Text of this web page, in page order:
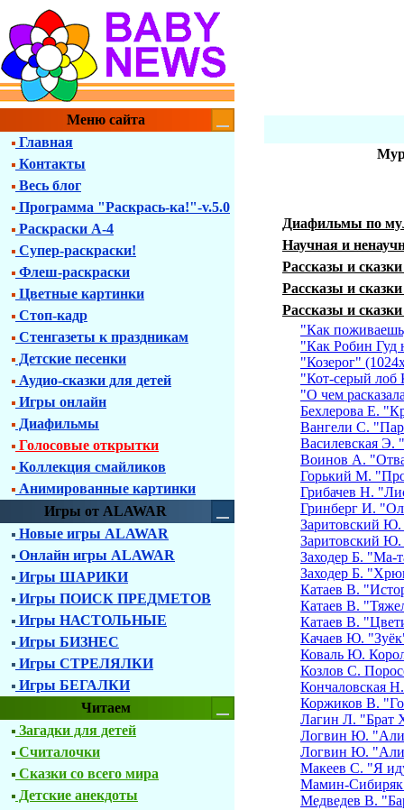
Меню сайта
Главная
Контакты
Весь блог
Программа "Раскрась-ка!"-v.5.0
Раскраски А-4
Супер-раскраски!
Флеш-раскраски
Цветные картинки
Стоп-кадр
Стенгазеты к праздникам
Детские песенки
Аудио-сказки для детей
Игры онлайн
Диафильмы
Голосовые открытки
Коллекция смайликов
Анимированные картинки
Игры от ALAWAR
Новые игры ALAWAR
Онлайн игры ALAWAR
Игры ШАРИКИ
Игры ПОИСК ПРЕДМЕТОВ
Игры НАСТОЛЬНЫЕ
Игры БИЗНЕС
Игры СТРЕЛЯЛКИ
Игры БЕГАЛКИ
Читаем
Загадки для детей
Считалочки
Сказки со всего мира
Детские анекдоты
Диафильмы по
Научная и
Рассказы и
Рассказы и
Рассказы и
"Как
"Как Робин Гуд
"Козерог"
"Кот-серый лоб
"О чем
Бехлерова Е.
Вангели С.
Василевская
Воинов А.
Горький М.
Грибачев Н.
Гринберг И.
Заритовский
Заритовский Ю.
Заходер Б. "Ма-
Заходер Б.
Катаев В.
Катаев В.
Катаев В.
Качаев Ю.
Коваль Ю.
Козлов С.
Кончаловская
Коржиков В.
Лагин Л. "Брат
Логвин Ю. "Али-
Логвин Ю. "Али-
Макеев С. "Я
Мамин-Сибиряк
Медведев В.